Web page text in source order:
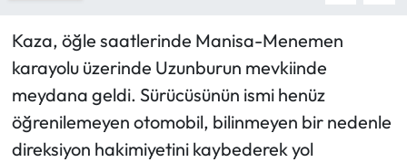
Kaza, öğle saatlerinde Manisa-Menemen
karayolu üzerinde Uzunburun mevkiinde
meydana geldi. Sürücüsünün ismi henüz
öğrenilemeyen otomobil, bilinmeyen bir nedenle
direksiyon hakimiyetini kaybederek yol